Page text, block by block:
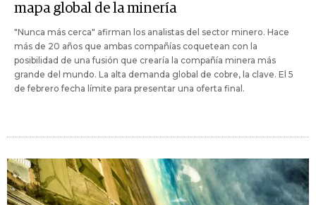
mapa global de la minería
"Nunca más cerca" afirman los analistas del sector minero. Hace
más de 20 años que ambas compañías coquetean con la
posibilidad de una fusión que crearía la compañía minera más
grande del mundo. La alta demanda global de cobre, la clave. El 5
de febrero fecha límite para presentar una oferta final.